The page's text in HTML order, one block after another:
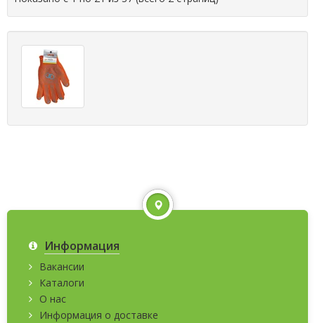
Информация
Вакансии
Каталоги
О нас
Информация о доставке